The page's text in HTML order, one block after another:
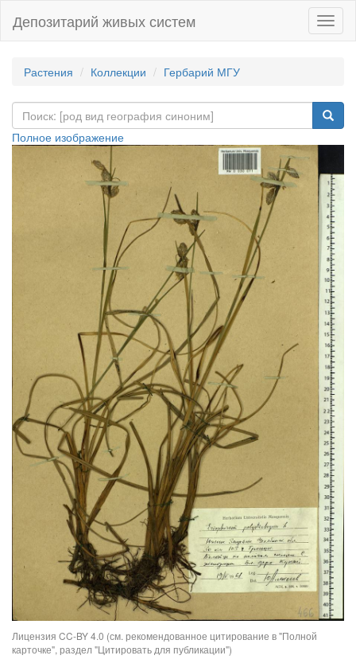
Депозитарий живых систем
Растения Коллекции Гербарий МГУ
Полное изображение
Лицензия CC-BY 4.0 (см. рекомендованное цитирование в "Полной
карточке", раздел "Цитировать для публикации")